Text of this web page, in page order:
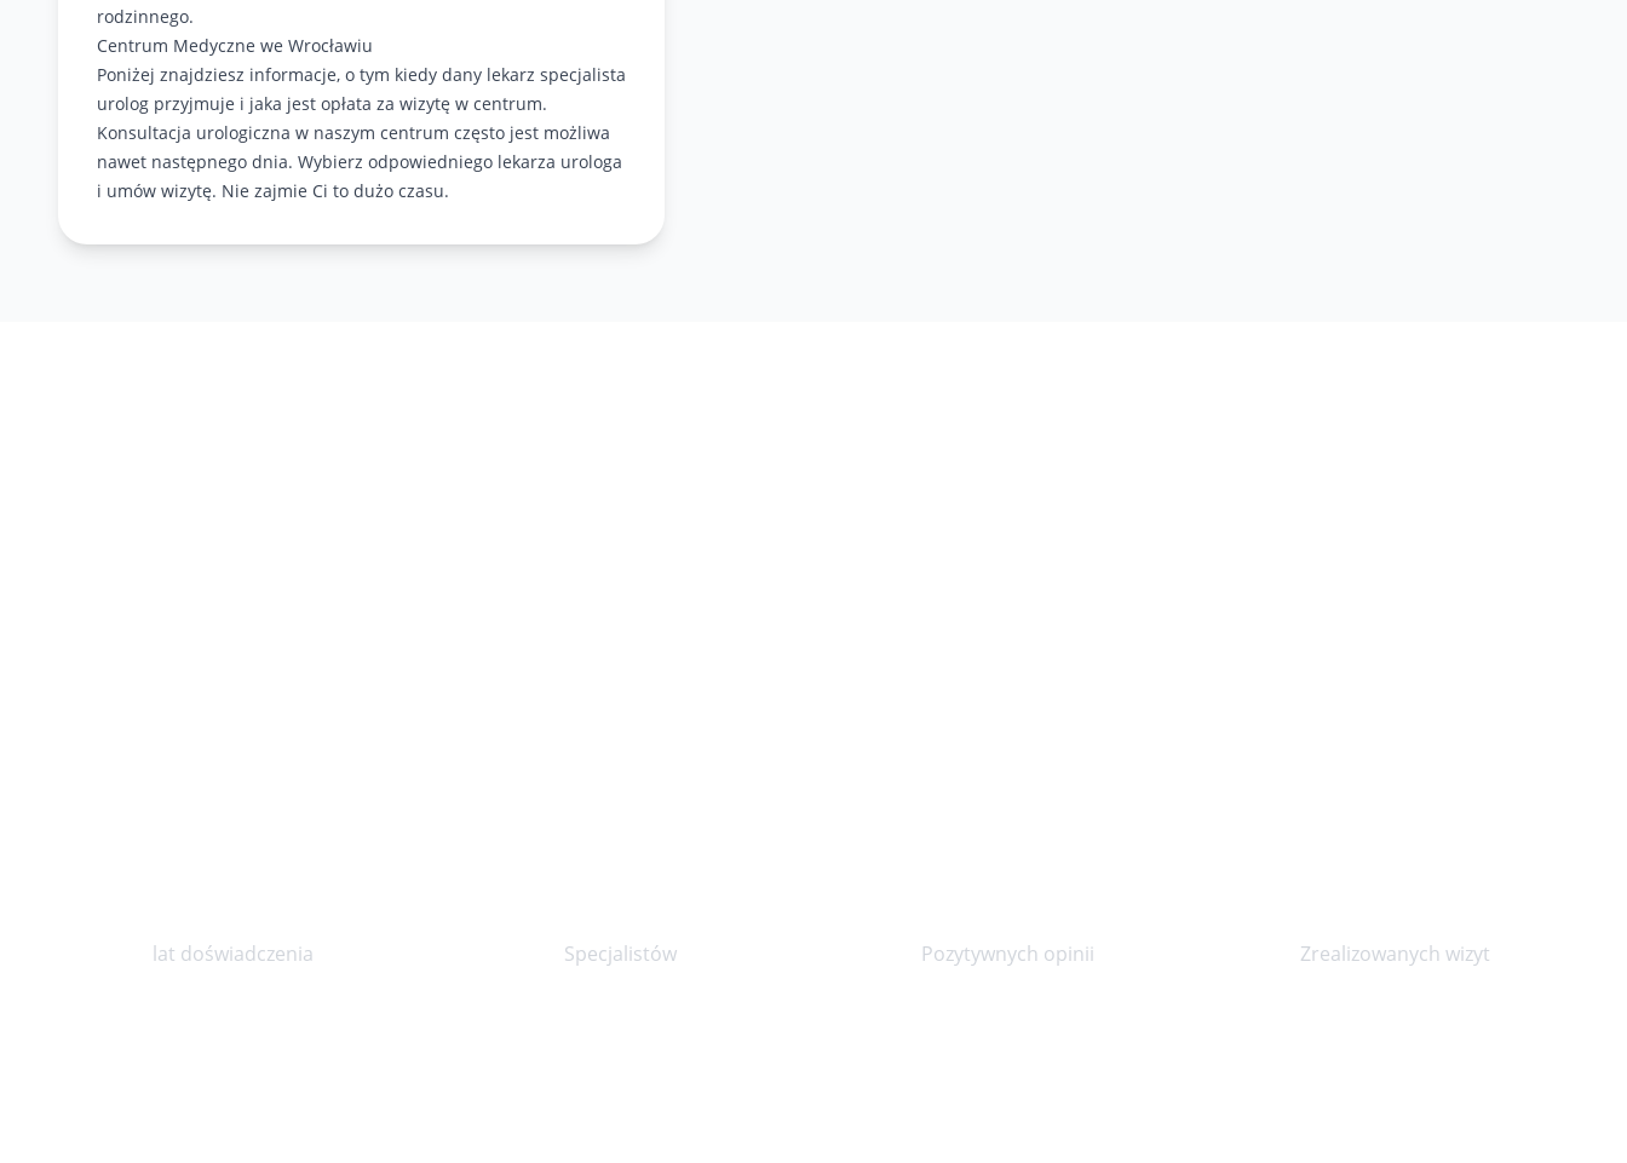
rodzinnego.
Centrum Medyczne we Wrocławiu
Poniżej znajdziesz informacje, o tym kiedy dany lekarz specjalista
urolog przyjmuje i jaka jest opłata za wizytę w centrum.
Konsultacja urologiczna w naszym centrum często jest możliwa
nawet następnego dnia. Wybierz odpowiedniego lekarza urologa
i umów wizytę. Nie zajmie Ci to dużo czasu.
lat doświadczenia Specjalistów Pozytywnych opinii Zrealizowanych wizyt